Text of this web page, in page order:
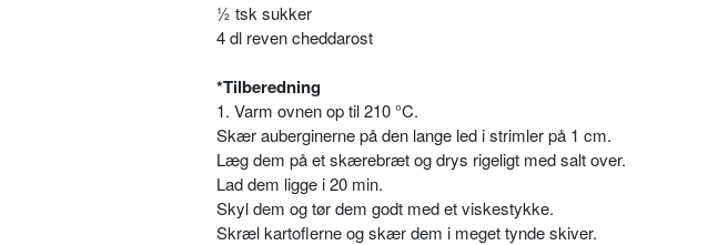
½ tsk sukker
4 dl reven cheddarost
*Tilberedning
1. Varm ovnen op til 210 °C.
Skær auberginerne på den lange led i strimler på 1 cm.
Læg dem på et skærebræt og drys rigeligt med salt over.
Lad dem ligge i 20 min.
Skyl dem og tør dem godt med et viskestykke.
Skræl kartoflerne og skær dem i meget tynde skiver.